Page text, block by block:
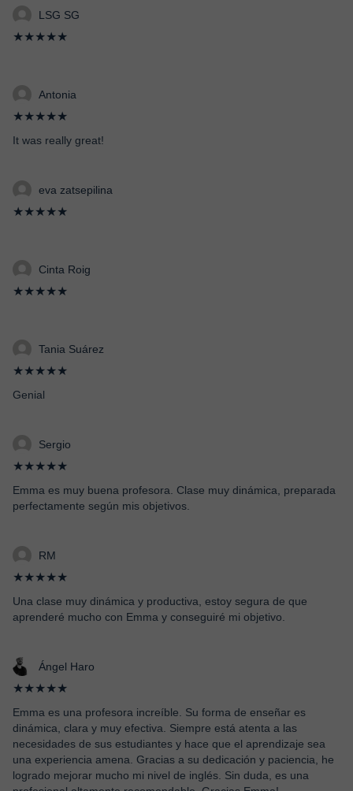
LSG SG
★★★★★
Antonia
★★★★★
It was really great!
eva zatsepilina
★★★★★
Cinta Roig
★★★★★
Tania Suárez
★★★★★
Genial
Sergio
★★★★★
Emma es muy buena profesora. Clase muy dinámica, preparada
perfectamente según mis objetivos.
RM
★★★★★
Una clase muy dinámica y productiva, estoy segura de que
aprenderé mucho con Emma y conseguiré mi objetivo.
Ángel Haro
★★★★★
Emma es una profesora increíble. Su forma de enseñar es
dinámica, clara y muy efectiva. Siempre está atenta a las
necesidades de sus estudiantes y hace que el aprendizaje sea
una experiencia amena. Gracias a su dedicación y paciencia, he
logrado mejorar mucho mi nivel de inglés. Sin duda, es una